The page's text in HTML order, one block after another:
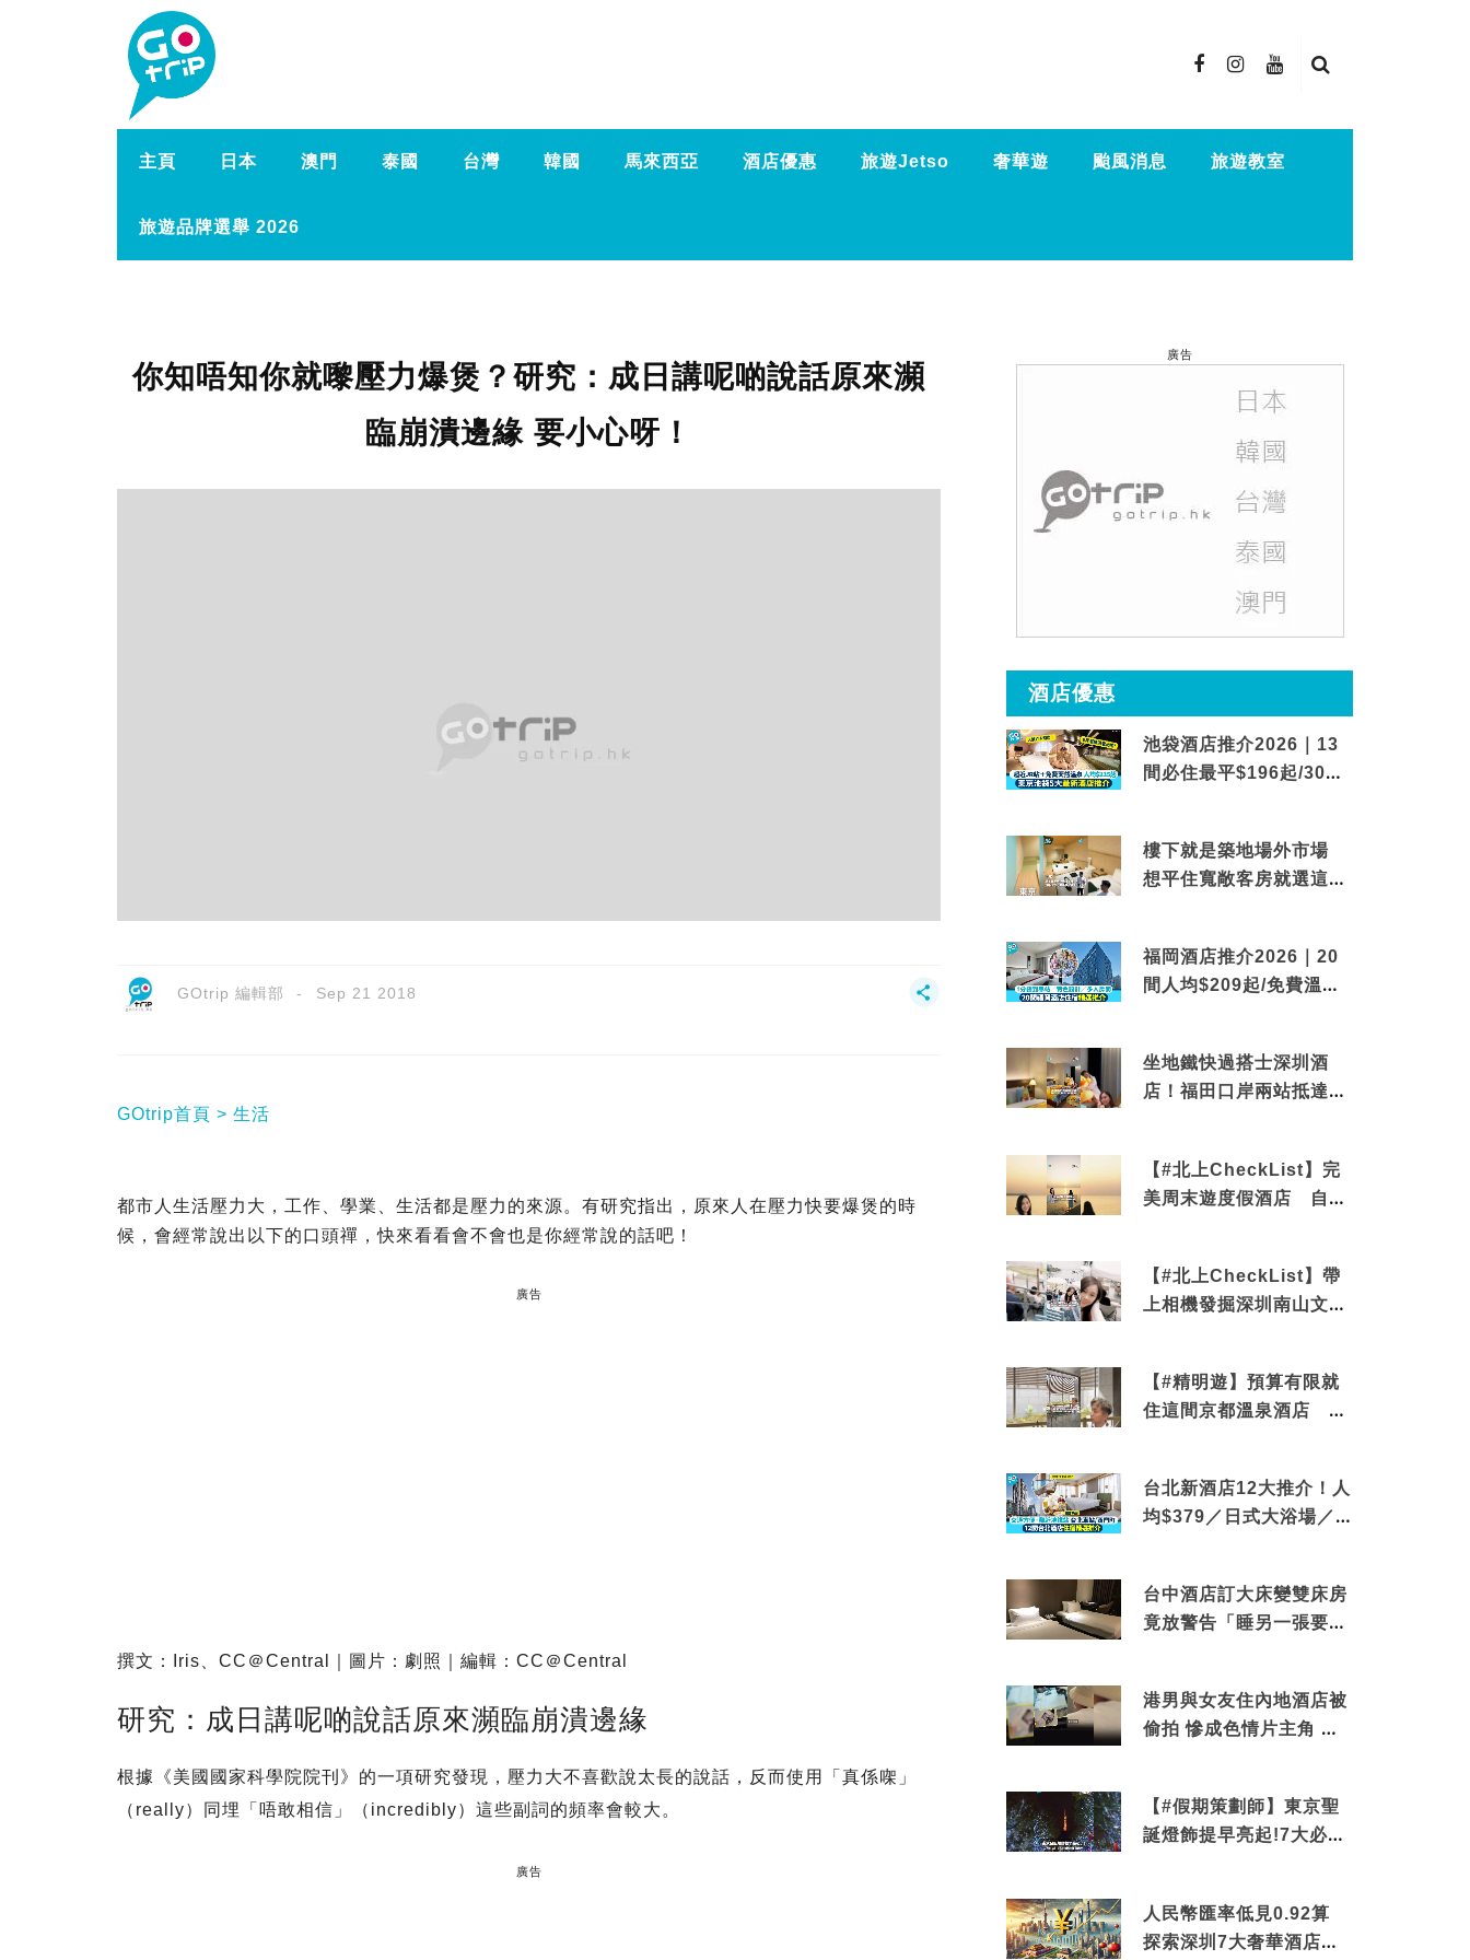
主頁 日本 澳門 泰國 台灣 韓國 馬來西亞 酒店優惠 旅遊Jetso 奢華遊 颱風消息 旅遊教室
旅遊品牌選舉 2026
你知唔知你就嚟壓力爆煲？研究：成日講呢啲說話原來瀕
臨崩潰邊緣 要小心呀！
GOtrip 編輯部 Sep 21 2018
GOtrip首頁 生活
都市人生活壓力大，工作、學業、生活都是壓力的來源。有研究指出，原來人在壓力快要爆煲的時
候，會經常說出以下的口頭禪，快來看看會不會也是你經常說的話吧！
廣告
撰文：Iris、CC＠Central｜圖片：劇照｜編輯：CC＠Central
研究：成日講呢啲說話原來瀕臨崩潰邊緣
根據《美國國家科學院院刊》的一項研究發現，壓力大不喜歡說太長的說話，反而使用「真係㗎」
（really）同埋「唔敢相信」（incredibly）這些副詞的頻率會較大。
廣告
廣告
酒店優惠
池袋酒店推介2026｜13
間必住最平$196起/30秒
樓下就是築地場外市場
想平住寬敞客房就選這間
福岡酒店推介2026｜20
間人均$209起/免費溫泉/
坐地鐵快過搭士深圳酒
店！福田口岸兩站抵達
【#北上CheckList】完
美周末遊度假酒店 自帶
【#北上CheckList】帶
上相機發掘深圳南山文藝
【#精明遊】預算有限就
住這間京都溫泉酒店 車
台北新酒店12大推介！人
均$379／日式大浴場／1
台中酒店訂大床變雙床房
竟放警告「睡另一張要加
港男與女友住內地酒店被
偷拍 慘成色情片主角 鏡
【#假期策劃師】東京聖
誕燈飾提早亮起!7大必去
人民幣匯率低見0.92算
探索深圳7大奢華酒店體